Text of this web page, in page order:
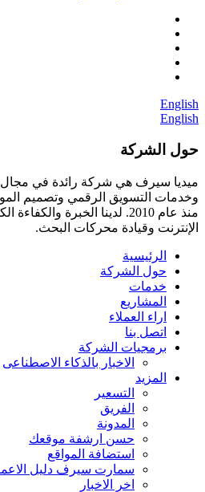
English
English
حول الشركة
ميديا ​​سيرف هي شركة رائدة في مجال
وخدمات التسويق الرقمي وتصميم
منذ عام 2010. لدينا الخبرة
الإنترنت وقيادة محركات البحث.
الرئيسية
حول الشركة
خدمات
المشاريع
اراء العملاء
اتصل بنا
برمجيات الشركة
الاخبار بالذكاء الاصطناعى
المزيد
التسعير
الفريق
المدونة
حسن ارشفة موقعك
استضافة المواقع
سمارت سيرف دليل
اخر الاخبار